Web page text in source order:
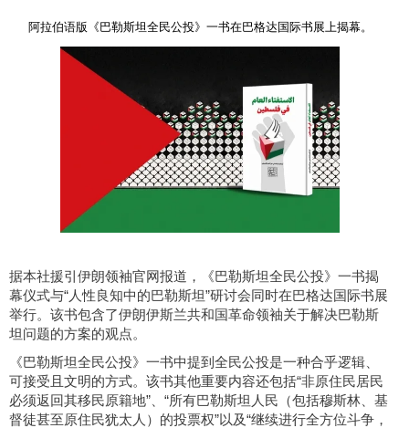
阿拉伯语版《巴勒斯坦全民公投》一书在巴格达国际书展上揭幕。
据本社援引伊朗领袖官网报道，《巴勒斯坦全民公投》一书揭
幕仪式与“人性良知中的巴勒斯坦”研讨会同时在巴格达国际书展
举行。该书包含了伊朗伊斯兰共和国革命领袖关于解决巴勒斯
坦问题的方案的观点。
《巴勒斯坦全民公投》一书中提到全民公投是一种合乎逻辑、
可接受且文明的方式。该书其他重要内容还包括“非原住民居民
必须返回其移民原籍地”、“所有巴勒斯坦人民（包括穆斯林、基
督徒甚至原住民犹太人）的投票权”以及“继续进行全方位斗争，